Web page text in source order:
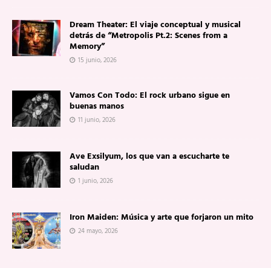
Dream Theater: El viaje conceptual y musical
detrás de “Metropolis Pt.2: Scenes from a
Memory”
15 junio, 2026
Vamos Con Todo: El rock urbano sigue en
buenas manos
11 junio, 2026
Ave Exsilyum, los que van a escucharte te
saludan
1 junio, 2026
Iron Maiden: Música y arte que forjaron un mito
24 mayo, 2026